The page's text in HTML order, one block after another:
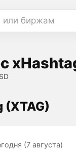
или биржам
(XTAG)
(7 августа)